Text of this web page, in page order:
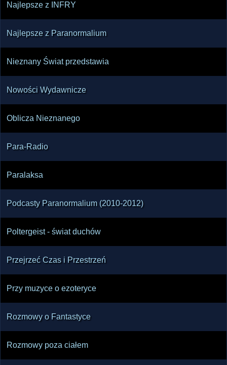
Najlepsze z INFRY
Najlepsze z Paranormalium
Nieznany Świat przedstawia
Nowości Wydawnicze
Oblicza Nieznanego
Para-Radio
Paralaksa
Podcasty Paranormalium (2010-2012)
Poltergeist - świat duchów
Przejrzeć Czas i Przestrzeń
Przy muzyce o ezoteryce
Rozmowy o Fantastyce
Rozmowy poza ciałem